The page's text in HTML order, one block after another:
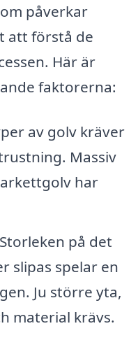
påverkar
att förstå de
Här är
faktorerna:
av golv kräver
Massiv
har
Storleken på det
slipas spelar en
Ju större yta,
material krävs.